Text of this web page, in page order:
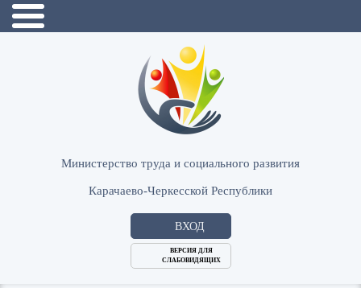
Министерство труда и социального развития
Карачаево-Черкесской Республики
ВХОД
ВЕРСИЯ ДЛЯ
СЛАБОВИДЯЩИХ